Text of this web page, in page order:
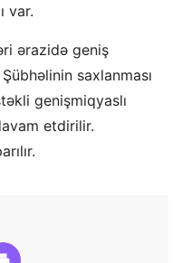
var.
ərazidə geniş
saxlanması
genişmiqyaslı
etdirilir.